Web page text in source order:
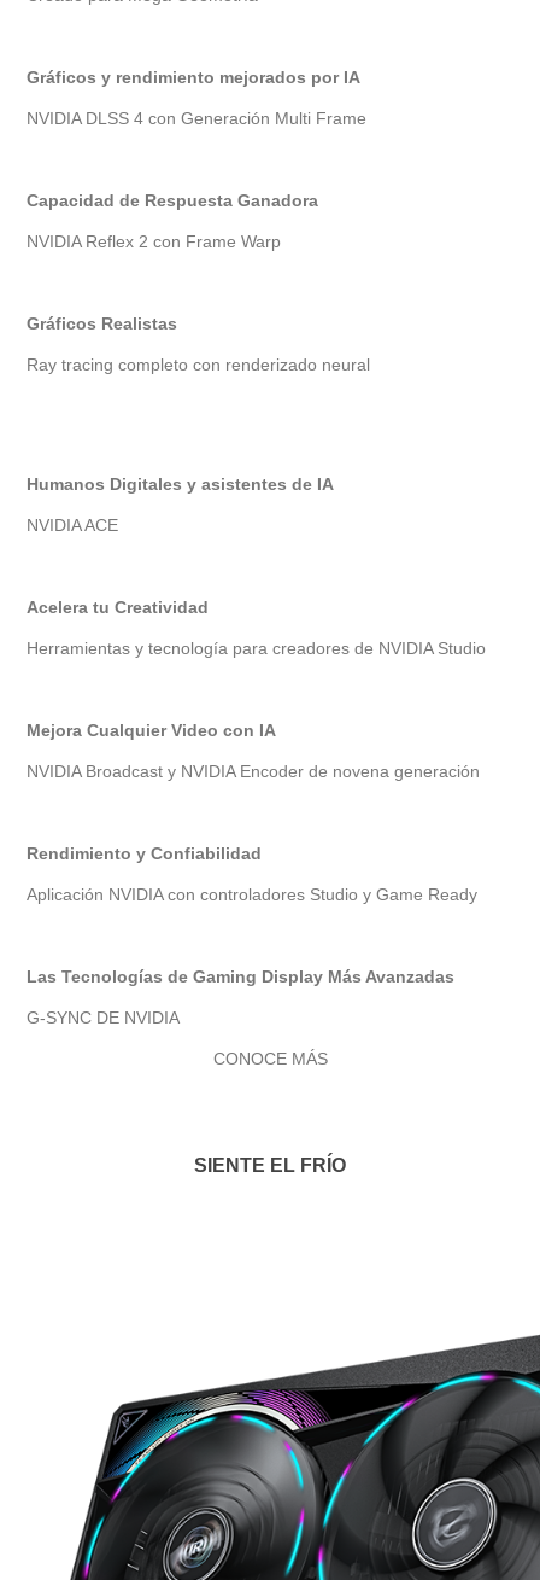
Gráficos y rendimiento mejorados por IA
NVIDIA DLSS 4 con Generación Multi Frame
Capacidad de Respuesta Ganadora
NVIDIA Reflex 2 con Frame Warp
Gráficos Realistas
Ray tracing completo con renderizado neural
Humanos Digitales y asistentes de IA
NVIDIA ACE
Acelera tu Creatividad
Herramientas y tecnología para creadores de NVIDIA Studio
Mejora Cualquier Video con IA
NVIDIA Broadcast y NVIDIA Encoder de novena generación
Rendimiento y Confiabilidad
Aplicación NVIDIA con controladores Studio y Game Ready
Las Tecnologías de Gaming Display Más Avanzadas
G-SYNC DE NVIDIA
CONOCE MÁS
SIENTE EL FRÍO